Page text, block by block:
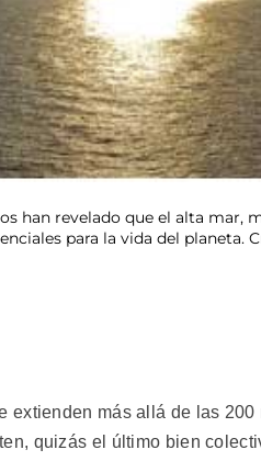
han revelado que el alta
para la vida del planeta.
extienden más allá de las
quizás el último bien